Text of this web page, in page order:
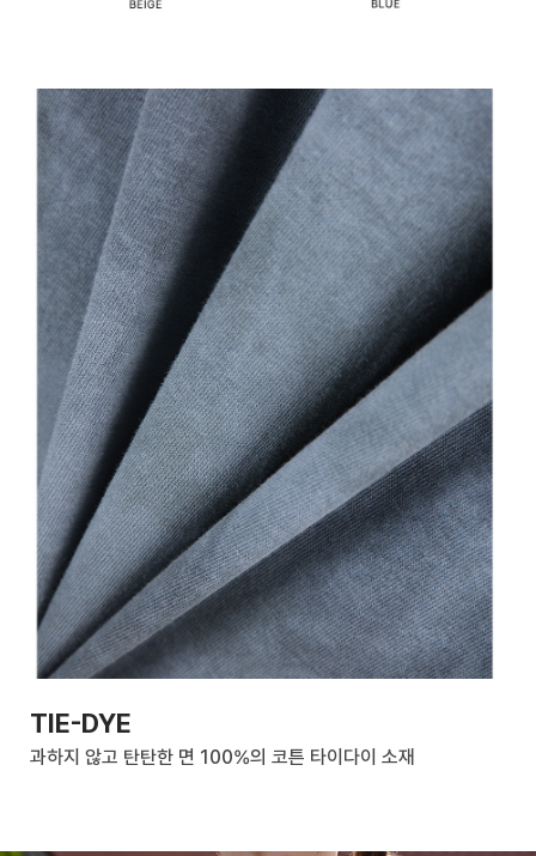
TIE-DYE
과하지 않고 탄탄한 면 100%의 코튼 타이다이 소재